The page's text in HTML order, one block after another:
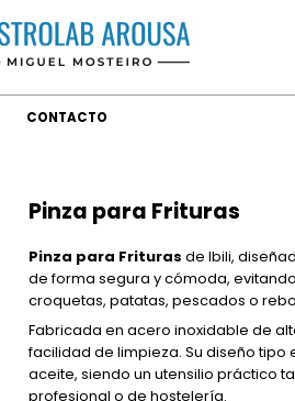
CONTACTO
Pinza para Frituras
Pinza para Frituras de Ibili,
de forma segura y cómoda,
croquetas, patatas, pescados o
Fabricada en acero inoxidable de
facilidad de limpieza. Su diseño
aceite, siendo un utensilio práctico
profesional o de hostelería.